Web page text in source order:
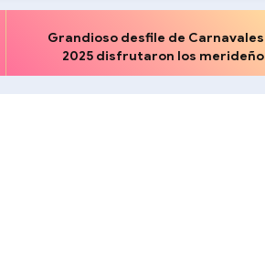
Grandioso desfile de Carnavales
2025 disfrutaron los merideño